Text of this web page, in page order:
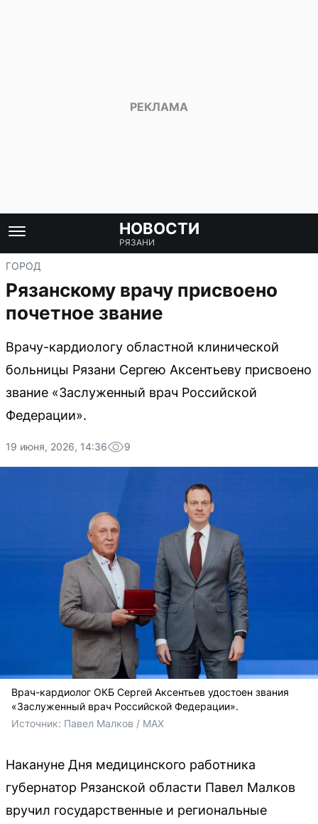
НОВОСТИ
РЯЗАНИ
ГОРОД
Рязанскому врачу присвоено
почетное звание
Врачу-кардиологу областной клинической
больницы Рязани Сергею Аксентьеву присвоено
звание «Заслуженный врач Российской
Федерации».
19 июня, 2026, 14:36 9
Врач-кардиолог ОКБ Сергей Аксентьев удостоен звания
«Заслуженный врач Российской Федерации».
Источник: Павел Малков / MAX
Накануне Дня медицинского работника
губернатор Рязанской области Павел Малков
вручил государственные и региональные